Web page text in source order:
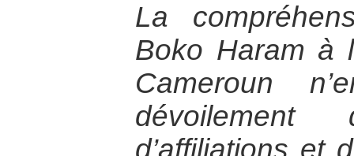
La
Boko Haram à
Cameroun
dévoilement
d’affiliations et